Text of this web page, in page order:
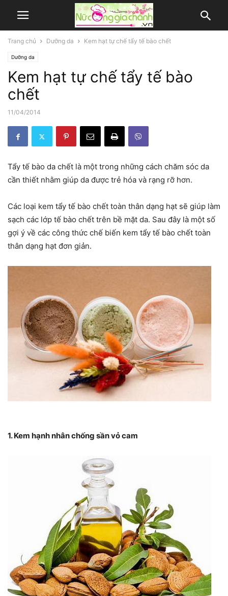
Trang chủ Dưỡng da Kem hạt tự chế tẩy tế bào chết
Dưỡng da
Kem hạt tự chế tẩy tế bào
chết
11/04/2014
Tẩy tế bào da chết là một trong những cách chăm sóc da
cần thiết nhằm giúp da được trẻ hóa và rạng rỡ hơn.
Các loại kem tẩy tế bào chết toàn thân dạng hạt sẽ giúp làm
sạch các lớp tế bào chết trên bề mặt da. Sau đây là một số
gợi ý về các công thức chế biến kem tẩy tế bào chết toàn
thân dạng hạt đơn giản.
1. Kem hạnh nhân chống sần vỏ cam